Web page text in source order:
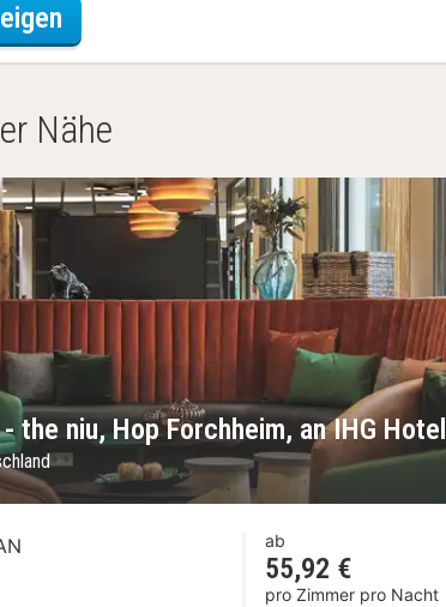
Nähe
Bild
the niu, Hop Forchheim, an IHG Hotel
ab
55,92 €
pro Zimmer pro Nacht